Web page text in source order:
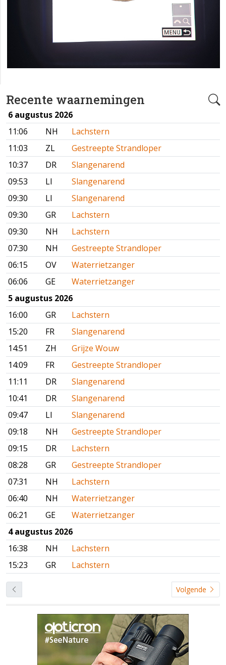
Recente waarnemingen
6 augustus 2026
11:06
NH
Lachstern
11:03
ZL
Gestreepte Strandloper
10:37
DR
Slangenarend
09:53
LI
Slangenarend
09:30
LI
Slangenarend
09:30
GR
Lachstern
09:30
NH
Lachstern
07:30
NH
Gestreepte Strandloper
06:15
OV
Waterrietzanger
06:06
GE
Waterrietzanger
5 augustus 2026
16:00
GR
Lachstern
15:20
FR
Slangenarend
14:51
ZH
Grijze Wouw
14:09
FR
Gestreepte Strandloper
11:11
DR
Slangenarend
10:41
DR
Slangenarend
09:47
LI
Slangenarend
09:18
NH
Gestreepte Strandloper
09:15
DR
Lachstern
08:28
GR
Gestreepte Strandloper
07:31
NH
Lachstern
06:40
NH
Waterrietzanger
06:21
GE
Waterrietzanger
4 augustus 2026
16:38
NH
Lachstern
15:23
GR Lachstern
Volgende